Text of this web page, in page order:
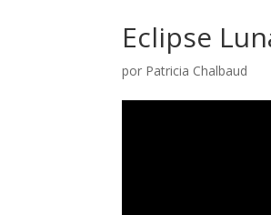
Eclipse
por Patricia Chalbaud